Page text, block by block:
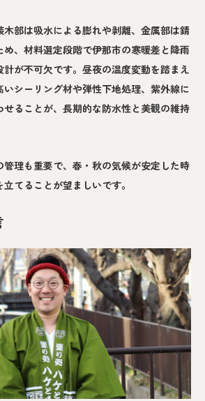
部は吸水による膨れや剥離、金属部は錆
、材料選定段階で伊那市の寒暖差と降雨
が不可欠です。昼夜の温度変動を踏まえ
いシーリング材や弾性下地処理、紫外線に
ることが、長期的な防水性と美観の維持
理も重要で、春・秋の気候が安定した時
てることが望ましいです。